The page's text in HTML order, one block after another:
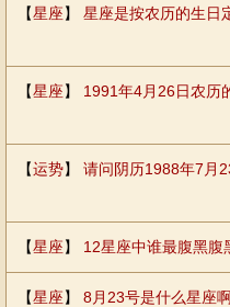
【星座】 星座是按农历的生日
【星座】 1991年4月26日农历
【运势】 请问阴历1988年7月
【星座】 12星座中谁最腹黑腹
【星座】 8月23号是什么星座